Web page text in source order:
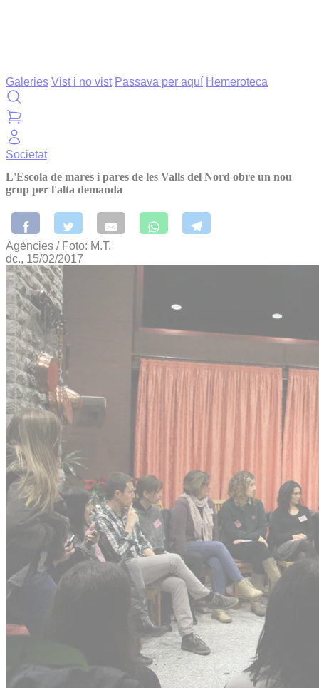
Galeries Vist i no vist Passava per aquí Hemeroteca
Societat
L'Escola de mares i pares de les Valls del Nord obre un nou
grup per l'alta demanda
Agències / Foto: M.T.
dc., 15/02/2017